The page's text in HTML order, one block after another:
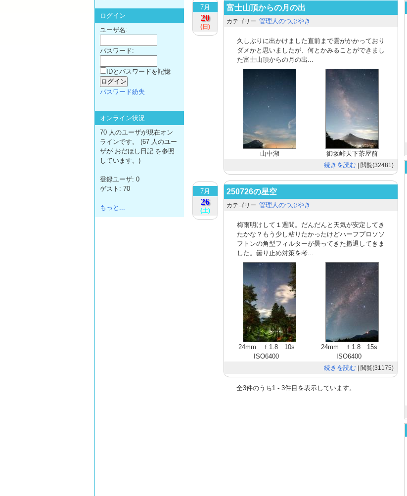
7月
20
(日)
富士山頂からの月の出
カテゴリー 管理人のつぶやき
久しぶりに出かけました直前まで雲がかかっており
ダメかと思いましたが、何とかみることができまし
た富士山頂からの月の出...
山中湖
御坂峠天下茶屋前
続きを読む | 閲覧(32481)
7月
26
(土)
250726の星空
カテゴリー 管理人のつぶやき
梅雨明けして１週間。だんだんと天気が安定してき
たかな？もう少し粘りたかったけどハーフプロソソ
フトンの角型フィルターが曇ってきた撤退してきま
した。曇り止め対策を考...
24mm ｆ1.8 10s
ISO6400
24mm ｆ1.8 15s
ISO6400
続きを読む | 閲覧(31175)
全3件のうち1- 3件目を表示しています。
ログイン
ユーザ名:
パスワード:
IDとパスワードを記憶
パスワード紛失
オンライン状況
70 人のユーザが現在オン
ラインです。 (67 人のユー
ザが おだほし日記 を参照
しています。)
登録ユーザ: 0
ゲスト: 70
もっと...